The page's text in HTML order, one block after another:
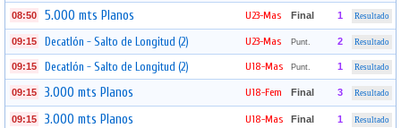
08:50 5.000 mts Planos U23-Mas Final 1 Resultado
09:15 Decatlón - Salto de Longitud (2) U23-Mas Punt. 2 Resultado
09:15 Decatlón - Salto de Longitud (2) U18-Mas Punt. 1 Resultado
09:15 3.000 mts Planos U18-Fem Final 3 Resultado
09:15 3.000 mts Planos U18-Mas Final 1 Resultado